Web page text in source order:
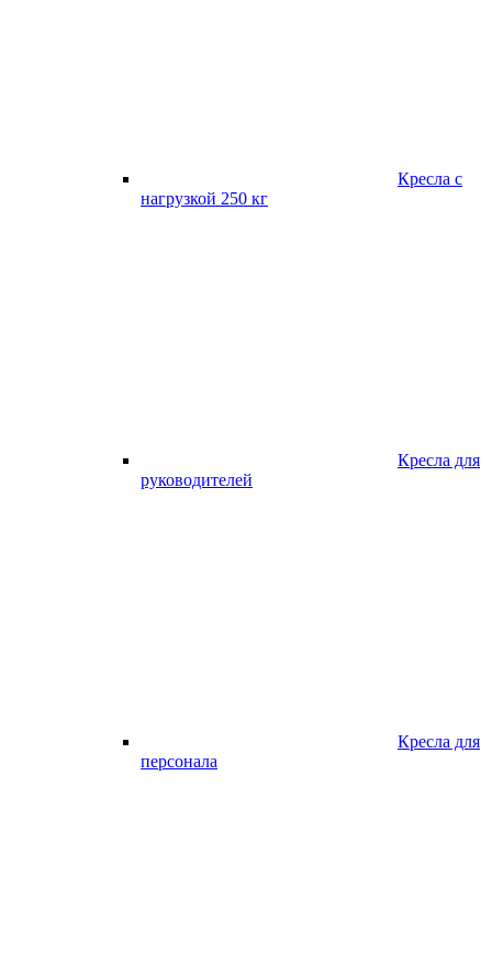
Кресла с
нагрузкой 250 кг
Кресла для
руководителей
Кресла для
персонала